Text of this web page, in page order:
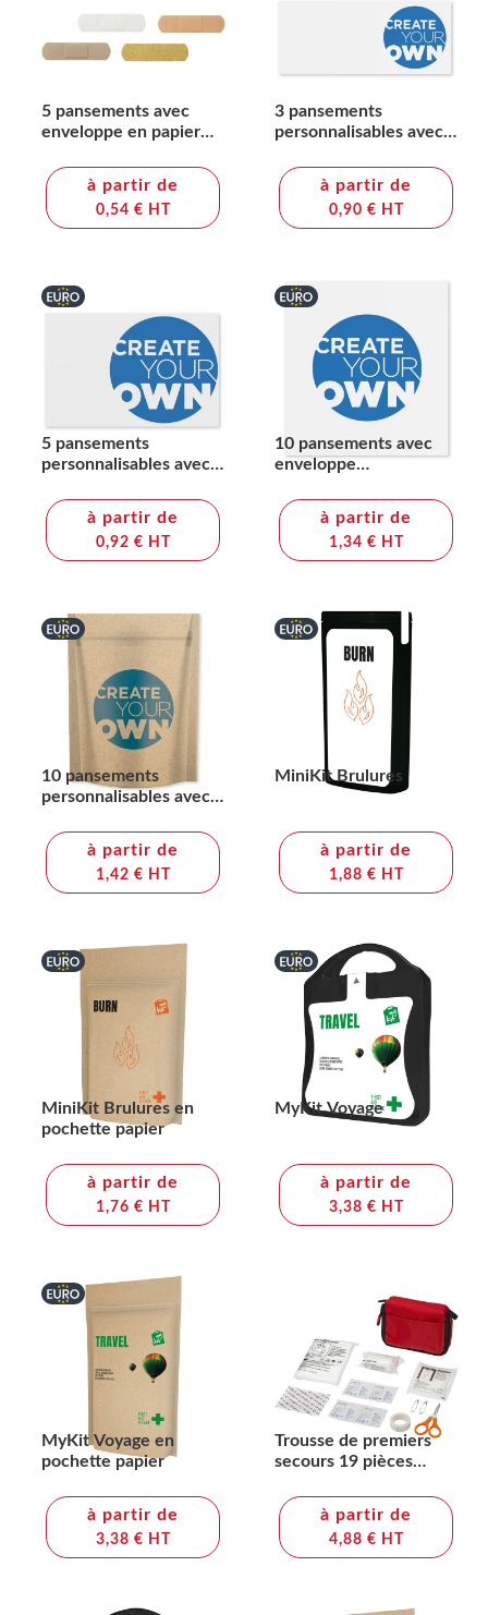
5 pansements avec
enveloppe en papier
à partir de
0,54 € HT
3 pansements
personnalisables avec
Kraft imprimée en
couleursà partir de
0,90 € HT
5 pansements
personnalisables avec
Kraft imprimée en
couleursà partir de
0,92 € HT
10 pansements avec
enveloppe
papier kraft imprimée
en couleursà partir de
1,34 € HT
10 pansements
personnalisables avec
imprimé en couleur
à partir de
1,42 € HT
MiniKit Brulures
à partir de
1,88 € HT
MiniKit Brulures en
pochette papier
à partir de
1,76 € HT
MyKit Voyage
à partir de
3,38 € HT
MyKit Voyage en
pochette papier
à partir de
3,38 € HT
Trousse de premiers
secours 19 pièces
à partir de
4,88 € HT